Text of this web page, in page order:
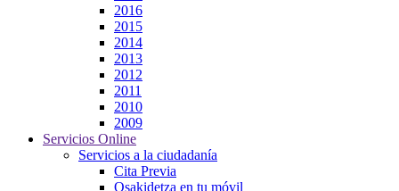
2016
2015
2014
2013
2012
2011
2010
2009
Servicios Online
Servicios a la ciudadanía
Cita Previa
Osakidetza en tu móvil